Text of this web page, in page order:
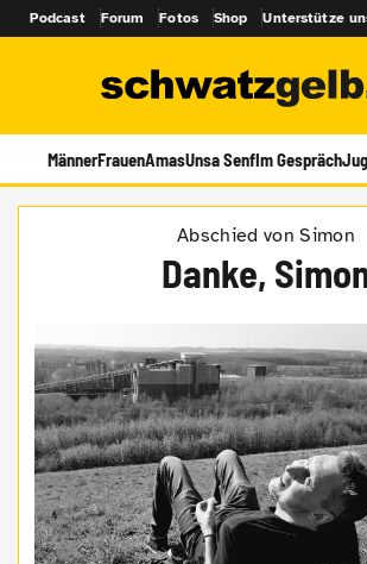
Podcast Forum Fotos Shop Unterstütze
MännerFrauenAmasUnsa SenfIm Gespräch
Abschied von Simon
Danke,